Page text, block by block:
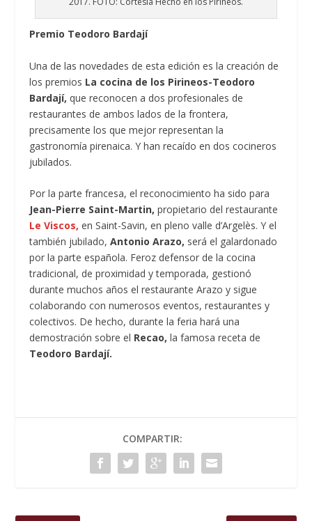
Premio Teodoro Bardají
Una de las novedades de esta edición es la creación de
los premios La cocina de los Pirineos-Teodoro
Bardají, que reconocen a dos profesionales de
restaurantes de ambos lados de la frontera,
precisamente los que mejor representan la
gastronomía pirenaica. Y han recaído en dos cocineros
jubilados.
Por la parte francesa, el reconocimiento ha sido para
Jean-Pierre Saint-Martin, propietario del restaurante
Le Viscos, en Saint-Savin, en pleno valle d’Argelès. Y el
también jubilado,Antonio Arazo, será el galardonado
por la parte española. Feroz defensor de la cocina
tradicional, de proximidad y temporada, gestionó
durante muchos años el restaurante Arazo y sigue
colaborando con numerosos eventos, restaurantes y
colectivos. De hecho, durante la feria hará una
demostración sobre el Recao, la famosa receta de
Teodoro Bardají.
COMPARTIR: